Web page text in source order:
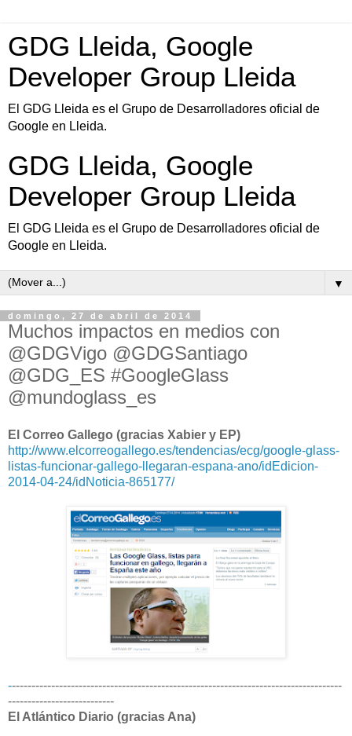
GDG Lleida, Google
Developer Group Lleida
El GDG Lleida es el Grupo de Desarrolladores oficial de
Google en Lleida.
GDG Lleida, Google
Developer Group Lleida
El GDG Lleida es el Grupo de Desarrolladores oficial de
Google en Lleida.
▼
domingo, 27 de abril de 2014
Muchos impactos en medios con
@GDGVigo @GDGSantiago
@GDG_ES #GoogleGlass
@mundoglass_es
El Correo Gallego (gracias Xabier y EP)
http://www.elcorreogallego.es/tendencias/ecg/google-glass-
listas-funcionar-gallego-llegaran-espana-ano/idEdicion-
2014-04-24/idNoticia-865177/
-------------------------------------------------------------------------------------
---------------------------
El Atlántico Diario (gracias Ana)